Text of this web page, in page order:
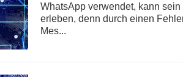
WhatsApp verwendet, kann
erleben, denn durch einen
Mes...